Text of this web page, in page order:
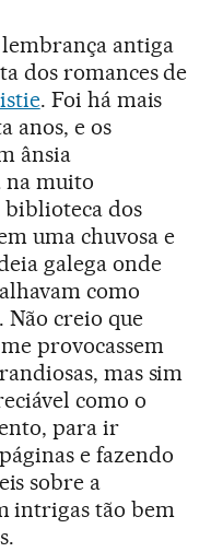
antiga
dos romances de
. Foi há mais
anos, e os
ânsia
na muito
dos
uma chuvosa e
galega onde
como
Não creio que
provocassem
mas sim
como o
para ir
e fazendo
sobre a
intrigas tão bem